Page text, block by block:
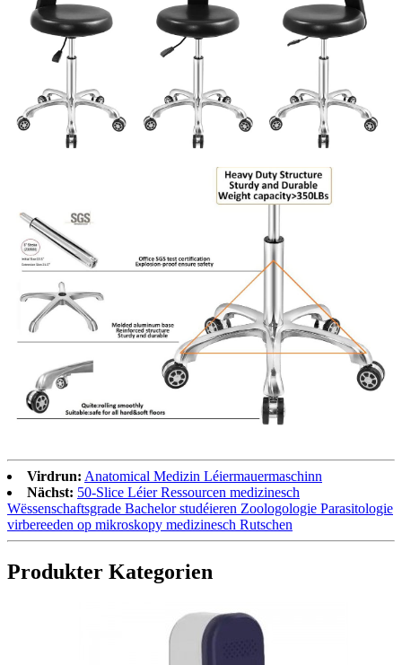
Virdrun: Anatomical Medizin Léiermauermaschinn
Nächst: 50-Slice Léier Ressourcen medizinesch
Wëssenschaftsgrade Bachelor studéieren Zoologologie Parasitologie
virbereeden op mikroskopy medizinesch Rutschen
Produkter Kategorien